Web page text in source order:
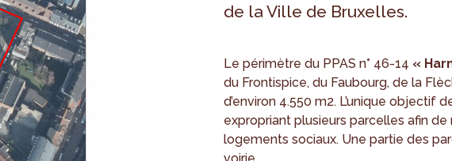
de la Ville de Bruxelles.
Le périmètre du PPAS n° 46-14 «
du Frontispice, du Faubourg, de la
d’environ 4.550 m2. L’unique objectif
expropriant plusieurs parcelles afin
logements sociaux. Une partie des